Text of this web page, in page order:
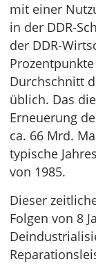
mit einer
in der DDR-
der DDR-
Durchschnitt
üblich. Das
Erneuerung
ca. 66 Mrd.
typische
von 1985.
Dieser
Folgen von 8